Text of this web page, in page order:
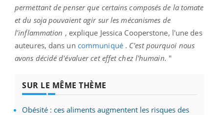
permettant de penser que certains composés de la tomate
et du soja pouvaient agir sur les mécanismes de
l'inflammation , explique Jessica Cooperstone, l'une des
auteures, dans un communiqué. C'est pourquoi nous
avons décidé d'évaluer cet effet chez l'humain. "
SUR LE MÊME THÈME
Obésité : ces aliments augmentent les risques des